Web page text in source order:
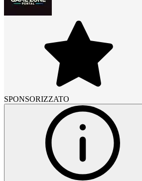
SPONSORIZZATO